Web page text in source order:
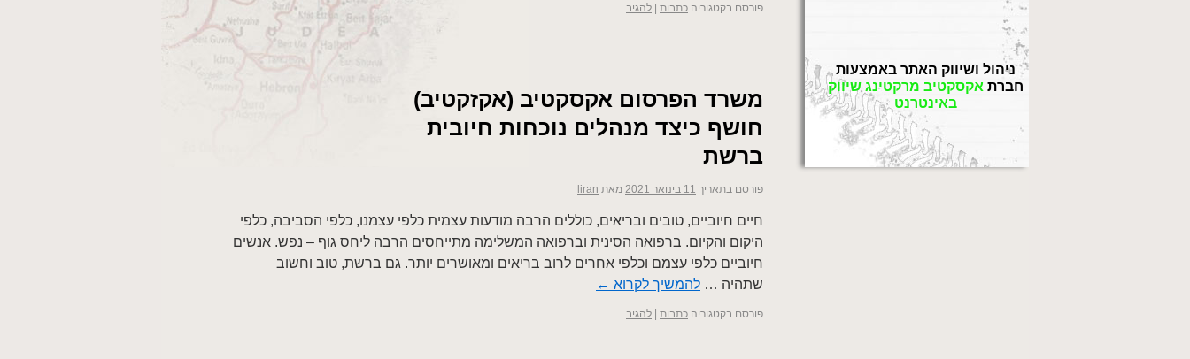
פורסם בקטגוריה כתבות להגיב
משרד הפרסום אקסקטיב (אקזקטיב)
חושף כיצד מנהלים נוכחות חיובית
ברשת
פורסם בתאריך 11 בינואר 2021 מאת liran
חיים חיוביים, טובים ובריאים, כוללים הרבה מודעות עצמית כלפי עצמנו, כלפי הסביבה, כלפי
היקום והקיום. ברפואה הסינית וברפואה המשלימה מתייחסים הרבה ליחס גוף – נפש. אנשים
חיוביים כלפי עצמם וכלפי אחרים לרוב בריאים ומאושרים יותר. גם ברשת, טוב וחשוב
שתהיה … להמשיך לקרוא ←
פורסם בקטגוריה כתבות להגיב
ניהול ושיווק האתר באמצעות
חברת אקסקטיב מרקטינג שיווק
באינטרנט